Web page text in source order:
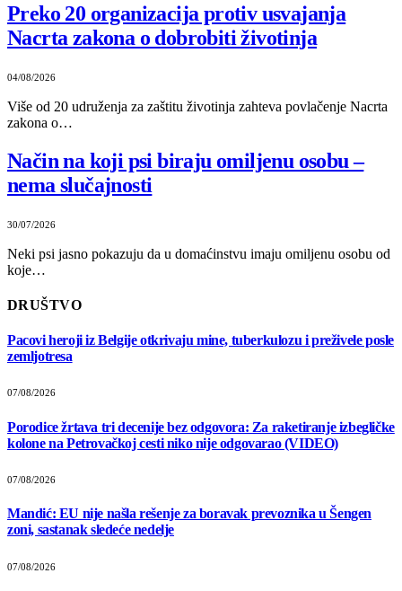
Preko 20 organizacija protiv usvajanja
Nacrta zakona o dobrobiti životinja
04/08/2026
Više od 20 udruženja za zaštitu životinja zahteva povlačenje Nacrta
zakona o…
Način na koji psi biraju omiljenu osobu –
nema slučajnosti
30/07/2026
Neki psi jasno pokazuju da u domaćinstvu imaju omiljenu osobu od
koje…
DRUŠTVO
Pacovi heroji iz Belgije otkrivaju mine, tuberkulozu i preživele posle
zemljotresa
07/08/2026
Porodice žrtava tri decenije bez odgovora: Za raketiranje izbegličke
kolone na Petrovačkoj cesti niko nije odgovarao (VIDEO)
07/08/2026
Mandić: EU nije našla rešenje za boravak prevoznika u Šengen
zoni, sastanak sledeće nedelje
07/08/2026